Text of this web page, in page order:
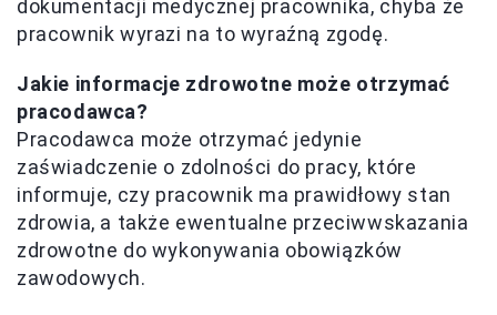
dokumentacji medycznej pracownika, chyba że
pracownik wyrazi na to wyraźną zgodę.
Jakie informacje zdrowotne może otrzymać
pracodawca?
Pracodawca może otrzymać jedynie
zaświadczenie o zdolności do pracy, które
informuje, czy pracownik ma prawidłowy stan
zdrowia, a także ewentualne przeciwwskazania
zdrowotne do wykonywania obowiązków
zawodowych.